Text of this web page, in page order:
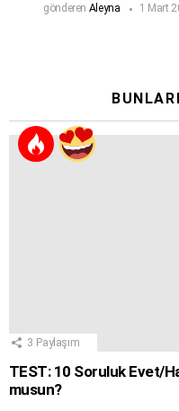
gönderen Aleyna 1 Mart
3 Paylaşım
TEST: 10 Soruluk Evet/
musun?